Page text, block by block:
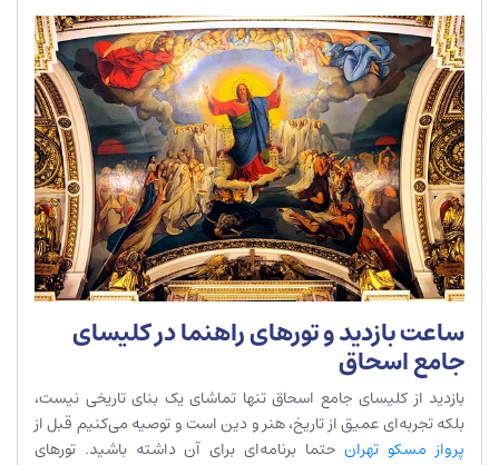
ساعت بازدید و تورهای راهنما در کلیسای
جامع اسحاق
بازدید از کلیسای جامع اسحاق تنها تماشای یک بنای تاریخی نیست،
بلکه تجربه‌ای عمیق از تاریخ، هنر و دین است و توصیه می‌کنیم قبل از
پرواز مسکو تهرانحتما برنامه‌ای برای آن داشته باشید. تورهای